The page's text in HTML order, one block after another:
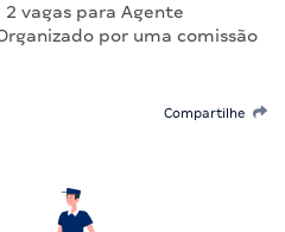
vagas para Agente
por uma comissão
Compartilhe